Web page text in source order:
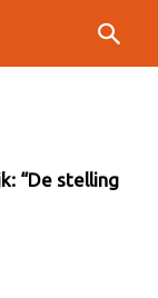
“De stelling